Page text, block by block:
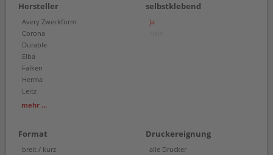
Hersteller
Avery Zweckform
Corona
Durable
Elba
Falken
Herma
Leitz
a-series
mehr ...
selbstklebend
Ja
Format
breit / kurz
Druckereignung
alle Drucker